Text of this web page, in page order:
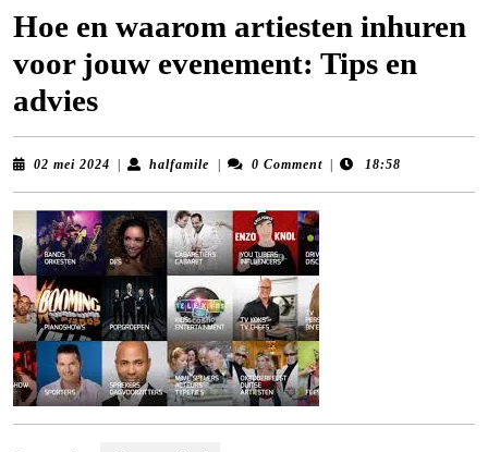
Hoe en waarom artiesten inhuren
voor jouw evenement: Tips en
advies
02 mei 2024 02
halfamile halfamile0 Comment 18:58